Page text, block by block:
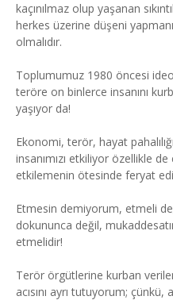
kaçınılmaz olup yaşanan
herkes üzerine düşeni
olmalıdır.
Toplumumuz 1980 öncesi
teröre on binlerce insanını
yaşıyor da!
Ekonomi, terör, hayat
insanımızı etkiliyor özellikle
etkilemenin ötesinde feryat
Etmesin demiyorum, etmeli
dokununca değil,
etmelidir!
Terör örgütlerine kurban verilen
acısını ayrı tutuyorum;